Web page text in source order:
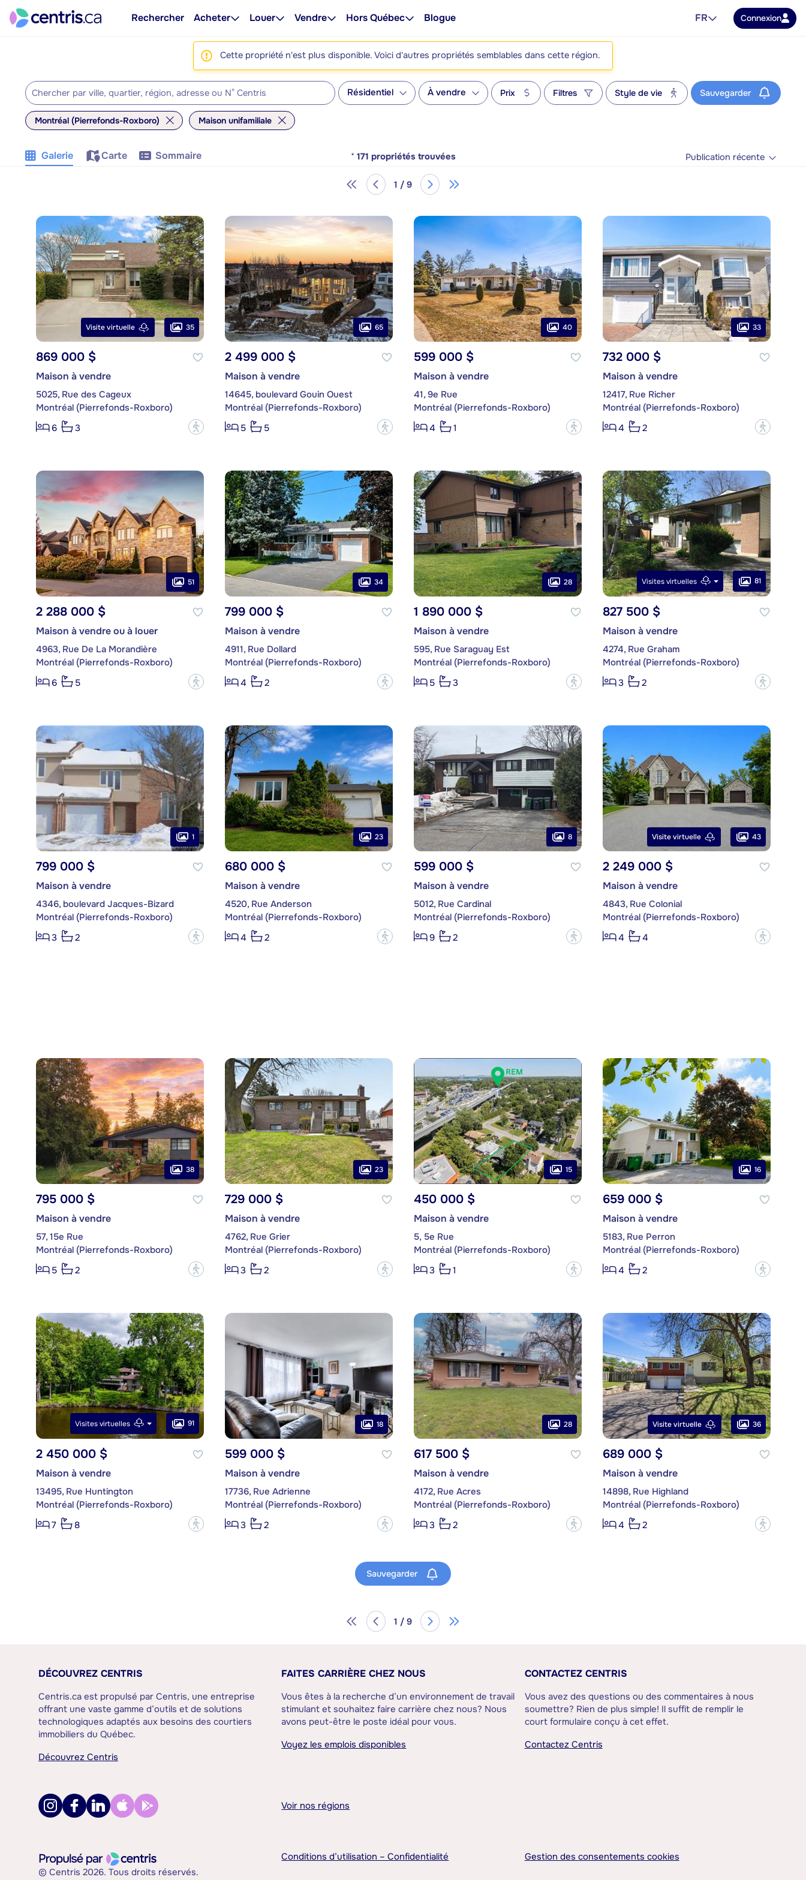
Rechercher Acheter Louer Vendre Hors Québec Blogue FR Connexion
Cette propriété n'est plus disponible. Voici d'autres propriétés semblables dans cette région.
Résidentiel À vendre Prix Filtres Style de vie Sauvegarder
Montréal (Pierrefonds-Roxboro) Maison unifamiliale
Galerie Carte Sommaire * 171 propriétés trouvées Publication récente
1 / 9
Visite virtuelle 35
869 000 $
Maison à vendre
5025, Rue des Cageux
Montréal (Pierrefonds-Roxboro)
6
3 ?
65
2 499 000 $
Maison à vendre
14645, boulevard Gouin Ouest
Montréal (Pierrefonds-Roxboro)
5
5 ?
40
599 000 $
Maison à vendre
41, 9e Rue
Montréal (Pierrefonds-Roxboro)
4
1 ?
33
732 000 $
Maison à vendre
12417, Rue Richer
Montréal (Pierrefonds-Roxboro)
4
2 ?
51
2 288 000 $
Maison à vendre ou à louer
4963, Rue De La Morandière
Montréal (Pierrefonds-Roxboro)
6
5 ?
34
799 000 $
Maison à vendre
4911, Rue Dollard
Montréal (Pierrefonds-Roxboro)
4
2 ?
28
1 890 000 $
Maison à vendre
595, Rue Saraguay Est
Montréal (Pierrefonds-Roxboro)
5
3 ?
Visites virtuelles 81
827 500 $
Maison à vendre
4274, Rue Graham
Montréal (Pierrefonds-Roxboro)
3
2 ?
1
799 000 $
Maison à vendre
4346, boulevard Jacques-Bizard
Montréal (Pierrefonds-Roxboro)
3
2 ?
23
680 000 $
Maison à vendre
4520, Rue Anderson
Montréal (Pierrefonds-Roxboro)
4
2 ?
8
599 000 $
Maison à vendre
5012, Rue Cardinal
Montréal (Pierrefonds-Roxboro)
9
2 ?
Visite virtuelle 43
2 249 000 $
Maison à vendre
4843, Rue Colonial
Montréal (Pierrefonds-Roxboro)
4
4 ?
38
795 000 $
Maison à vendre
57, 15e Rue
Montréal (Pierrefonds-Roxboro)
5
2 ?
23
729 000 $
Maison à vendre
4762, Rue Grier
Montréal (Pierrefonds-Roxboro)
3
2 ?
15
450 000 $
Maison à vendre
5, 5e Rue
Montréal (Pierrefonds-Roxboro)
3
1 ?
16
659 000 $
Maison à vendre
5183, Rue Perron
Montréal (Pierrefonds-Roxboro)
4
2 ?
Visites virtuelles 91
2 450 000 $
Maison à vendre
13495, Rue Huntington
Montréal (Pierrefonds-Roxboro)
7
8 ?
18
599 000 $
Maison à vendre
17736, Rue Adrienne
Montréal (Pierrefonds-Roxboro)
3
2 ?
28
617 500 $
Maison à vendre
4172, Rue Acres
Montréal (Pierrefonds-Roxboro)
3
2 ?
Visite virtuelle 36
689 000 $
Maison à vendre
14898, Rue Highland
Montréal (Pierrefonds-Roxboro)
4
2 ?
Sauvegarder
1 / 9
DÉCOUVREZ CENTRIS
Centris.ca est propulsé par Centris, une entreprise
offrant une vaste gamme d’outils et de solutions
technologiques adaptés aux besoins des courtiers
immobiliers du Québec.
Découvrez Centris
FAITES CARRIÈRE CHEZ NOUS
Vous êtes à la recherche d’un environnement de travail
stimulant et souhaitez faire carrière chez nous? Nous
avons peut-être le poste idéal pour vous.
Voyez les emplois disponibles
CONTACTEZ CENTRIS
Vous avez des questions ou des commentaires à nous
soumettre? Rien de plus simple! Il suffit de remplir le
court formulaire conçu à cet effet.
Contactez Centris
Voir nos régions
© Centris 2026. Tous droits réservés.
Conditions d’utilisation – Confidentialité Gestion des consentements cookies